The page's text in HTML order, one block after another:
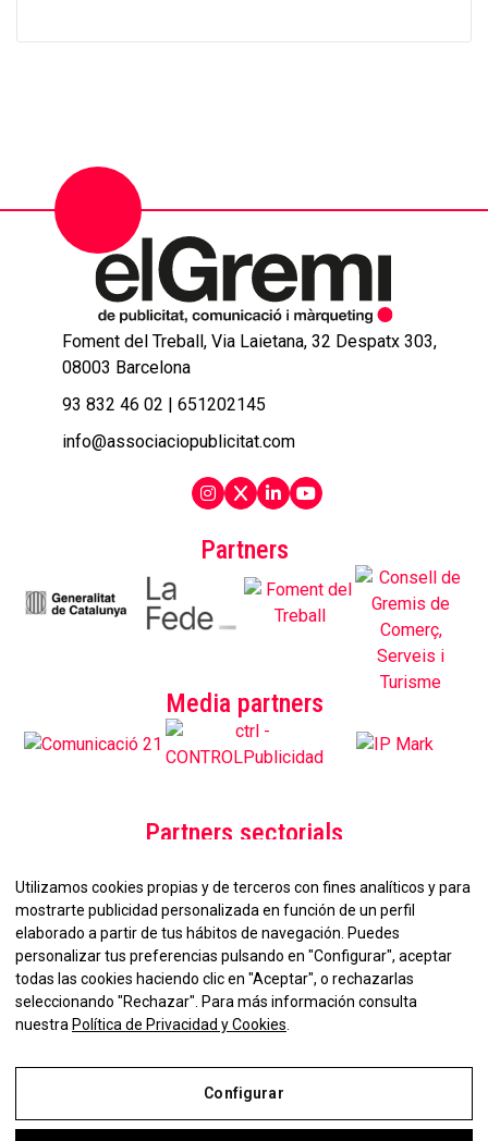
Partners
Media partners
Partners sectorials
Foment del Treball, Via Laietana, 32 Despatx 303,
08003 Barcelona
93 832 46 02 | 651202145
info@associaciopublicitat.com
No et perdis la nostra
Utilizamos cookies propias y de terceros con fines analíticos y para
mostrarte publicidad personalizada en función de un perfil
elaborado a partir de tus hábitos de navegación. Puedes
personalizar tus preferencias pulsando en "Configurar", aceptar
todas las cookies haciendo clic en "Aceptar", o rechazarlas
seleccionando "Rechazar". Para más información consulta
nuestra Política de Privacidad y Cookies
Configurar